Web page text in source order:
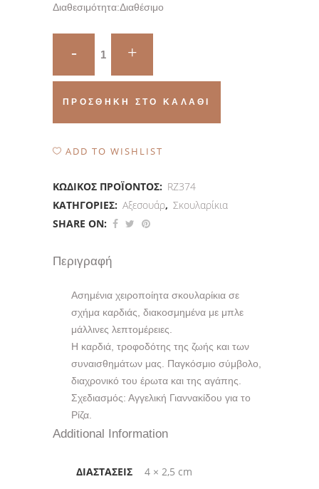
Διαθεσιμότητα:Διαθέσιμο
ΠΡΟΣΘΉΚΗ ΣΤΟ ΚΑΛΆΘΙ
ADD TO WISHLIST
ΚΩΔΙΚΌΣ ΠΡΟΪΌΝΤΟΣ: RZ374
ΚΑΤΗΓΟΡΊΕΣ: Αξεσουάρ, Σκουλαρίκια
SHARE ON:
Περιγραφή
Ασημένια χειροποίητα σκουλαρίκια σε
σχήμα καρδιάς, διακοσμημένα με μπλε
μάλλινες λεπτομέρειες.
Η καρδιά, τροφοδότης της ζωής και των
συναισθημάτων μας. Παγκόσμιο σύμβολο,
διαχρονικό του έρωτα και της αγάπης.
Σχεδιασμός: Αγγελική Γιαννακίδου για το
Ρίζα.
Additional Information
ΔΙΑΣΤΆΣΕΙΣ 4 × 2,5 cm